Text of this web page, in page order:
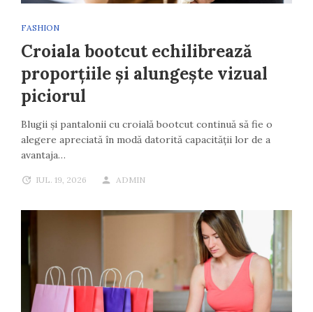
FASHION
Croiala bootcut echilibrează
proporțiile și alungește vizual
piciorul
Blugii și pantalonii cu croială bootcut continuă să fie o
alegere apreciată în modă datorită capacității lor de a
avantaja…
IUL. 19, 2026 ADMIN